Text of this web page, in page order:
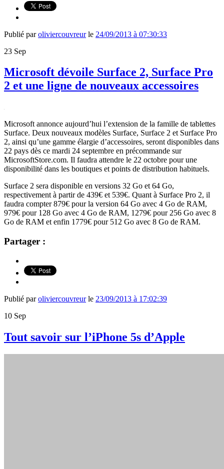
Publié paroliviercouvreurle 24/09/2013 à 07:30:33
23 Sep
Microsoft dévoile Surface 2, Surface Pro
2 et une ligne de nouveaux accessoires
Microsoft annonce aujourd’hui l’extension de la famille de tablettes
Surface. Deux nouveaux modèles Surface, Surface 2 et Surface Pro
2, ainsi qu’une gamme élargie d’accessoires, seront disponibles dans
22 pays dès ce mardi 24 septembre en précommande sur
MicrosoftStore.com. Il faudra attendre le 22 octobre pour une
disponibilité dans les boutiques et points de distribution habituels.
Surface 2 sera disponible en versions 32 Go et 64 Go,
respectivement à partir de 439€ et 539€. Quant à Surface Pro 2, il
faudra compter 879€ pour la version 64 Go avec 4 Go de RAM,
979€ pour 128 Go avec 4 Go de RAM, 1279€ pour 256 Go avec 8
Go de RAM et enfin 1779€ pour 512 Go avec 8 Go de RAM.
Partager :
Publié paroliviercouvreurle 23/09/2013 à 17:02:39
10 Sep
Tout savoir sur l’iPhone 5s d’Apple